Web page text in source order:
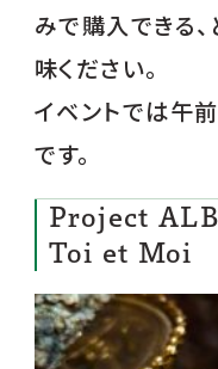
みで購入できる
味ください。
イベントでは午
です。
Project
Toi et Moi